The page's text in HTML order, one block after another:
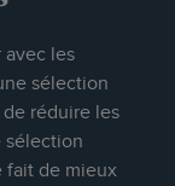
avec les
sélection
réduire les
sélection
fait de mieux